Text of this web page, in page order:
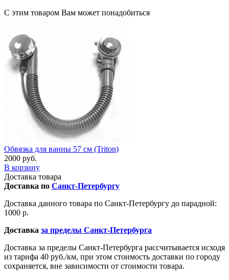
С этим товаром Вам может понадобиться
Обвязка для ванны 57 см (Triton)
2000 руб.
В корзину
Доставка товара
Доставка по Санкт-Петербургу
Доставка данного товара по Санкт-Петербургу до парадной:
1000 р.
Доставка за пределы Санкт-Петербурга
Доставка за пределы Санкт-Петербурга рассчитывается исходя
из тарифа 40 руб./км, при этом стоимость доставки по городу
сохраняется, вне зависимости от стоимости товара.